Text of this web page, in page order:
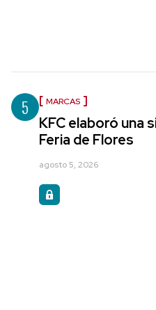
5 MARCAS
KFC elaboró una
Feria de Flores
agosto 5, 2026